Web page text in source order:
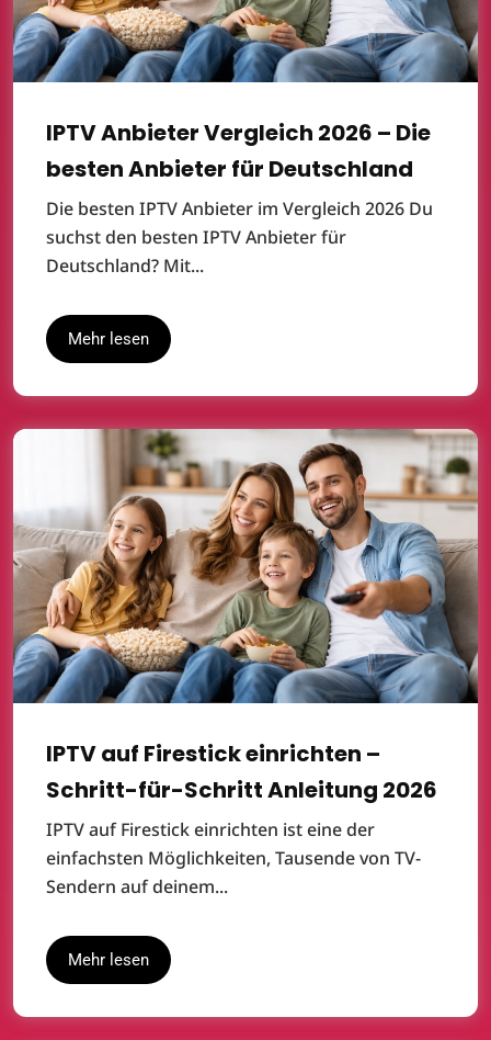
IPTV Anbieter Vergleich 2026 – Die
besten Anbieter für Deutschland
Die besten IPTV Anbieter im Vergleich 2026 Du
suchst den besten IPTV Anbieter für
Deutschland? Mit...
Mehr lesen
IPTV auf Firestick einrichten –
Schritt-für-Schritt Anleitung 2026
IPTV auf Firestick einrichten ist eine der
einfachsten Möglichkeiten, Tausende von TV-
Sendern auf deinem...
Mehr lesen